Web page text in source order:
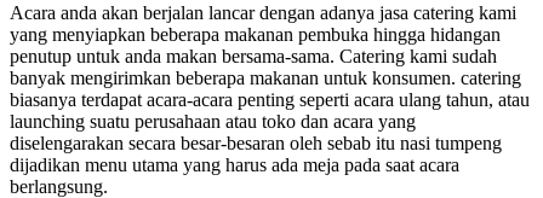
Acara anda akan berjalan lancar dengan adanya jasa catering kami
yang menyiapkan beberapa makanan pembuka hingga hidangan
penutup untuk anda makan bersama-sama. Catering kami sudah
banyak mengirimkan beberapa makanan untuk konsumen. catering
biasanya terdapat acara-acara penting seperti acara ulang tahun, atau
launching suatu perusahaan atau toko dan acara yang
diselengarakan secara besar-besaran oleh sebab itu nasi tumpeng
dijadikan menu utama yang harus ada meja pada saat acara
berlangsung.